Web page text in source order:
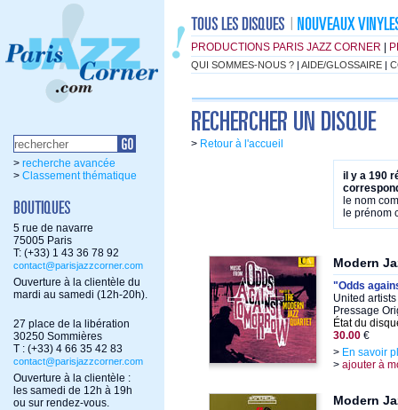
PRODUCTIONS PARIS JAZZ CORNER
QUI SOMMES-NOUS ? | AIDE/GLOSSAIRE |
> recherche avancée
> Classement thématique
5 rue de navarre
75005 Paris
T: (+33) 1 43 36 78 92
contact@parisjazzcorner.com
Ouverture à la clientèle du
mardi au samedi (12h-20h).
27 place de la libération
30250 Sommières
T : (+33) 4 66 35 42 83
contact@parisjazzcorner.com
Ouverture à la clientèle :
les samedi de 12h à 19h
ou sur rendez-vous.
> Retour à l'accueil
il y a 190
le nom
le prénom
Modern
"Odds
United
Pressage
État du
30.00 €
> En savoir
> ajouter à
Modern